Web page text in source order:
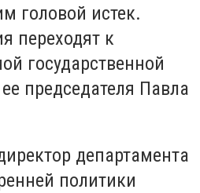
головой истек.
переходят к
государственной
председателя Павла
департамента
политики